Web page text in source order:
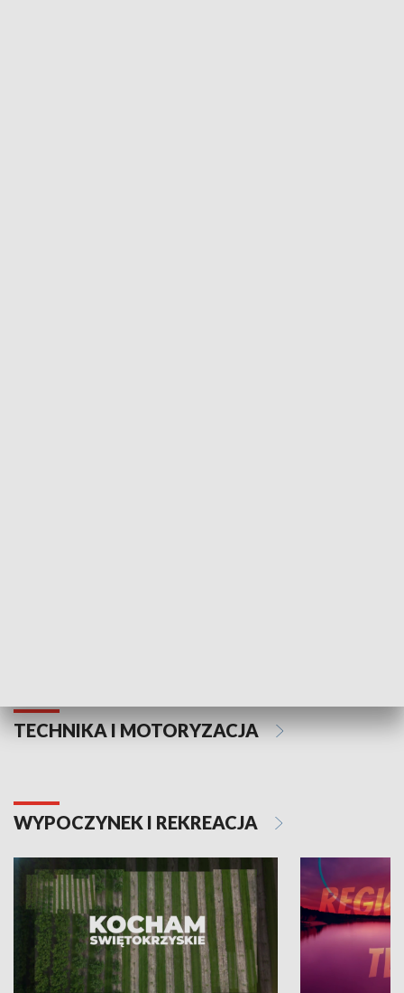
TECHNIKA I MOTORYZACJA
WYPOCZYNEK I REKREACJA